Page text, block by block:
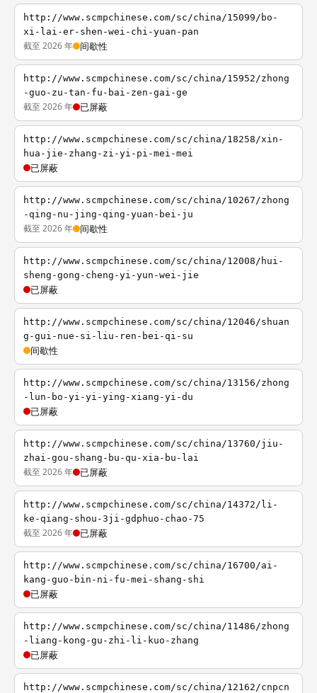
http://www.scmpchinese.com/sc/china/15099/bo-
xi-lai-er-shen-wei-chi-yuan-pan
截至 2026 年 间歇性
http://www.scmpchinese.com/sc/china/15952/zhong
-guo-zu-tan-fu-bai-zen-gai-ge
截至 2026 年 已屏蔽
http://www.scmpchinese.com/sc/china/18258/xin-
hua-jie-zhang-zi-yi-pi-mei-mei
已屏蔽
http://www.scmpchinese.com/sc/china/10267/zhong
-qing-nu-jing-qing-yuan-bei-ju
截至 2026 年 间歇性
http://www.scmpchinese.com/sc/china/12008/hui-
sheng-gong-cheng-yi-yun-wei-jie
已屏蔽
http://www.scmpchinese.com/sc/china/12046/shuan
g-gui-nue-si-liu-ren-bei-qi-su
间歇性
http://www.scmpchinese.com/sc/china/13156/zhong
-lun-bo-yi-yi-ying-xiang-yi-du
已屏蔽
http://www.scmpchinese.com/sc/china/13760/jiu-
zhai-gou-shang-bu-qu-xia-bu-lai
截至 2026 年 已屏蔽
http://www.scmpchinese.com/sc/china/14372/li-
ke-qiang-shou-3ji-gdphuo-chao-75
截至 2026 年 已屏蔽
http://www.scmpchinese.com/sc/china/16700/ai-
kang-guo-bin-ni-fu-mei-shang-shi
已屏蔽
http://www.scmpchinese.com/sc/china/11486/zhong
-liang-kong-gu-zhi-li-kuo-zhang
已屏蔽
http://www.scmpchinese.com/sc/china/12162/cnpcn